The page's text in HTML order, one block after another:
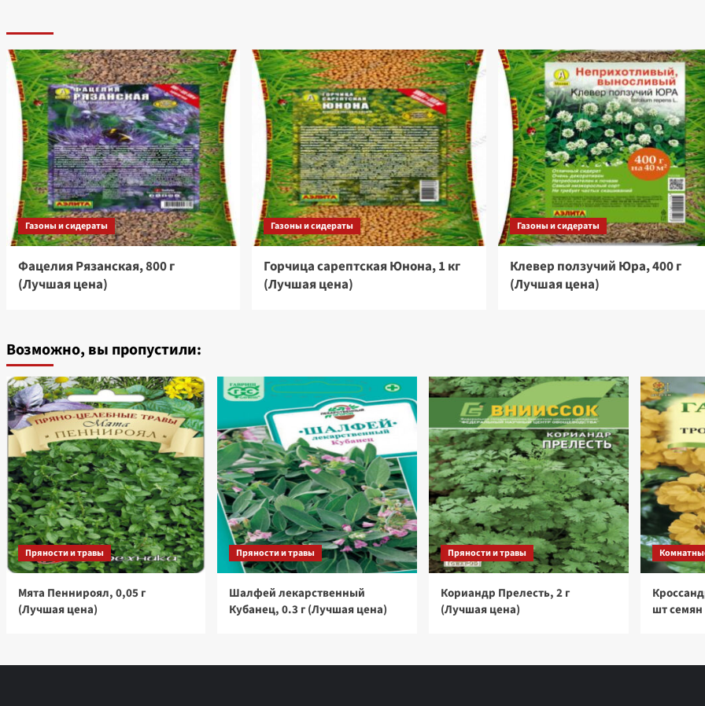
Газоны и сидераты
Фацелия Рязанская, 800 г
(Лучшая цена)
Газоны и сидераты
Горчица сарептская Юнона, 1 кг
(Лучшая цена)
Газоны и сидераты
Клевер ползучий Юра, 400 г
(Лучшая цена)
Возможно, вы пропустили:
Пряности и травы
Мята Пеннироял, 0,05 г
(Лучшая цена)
Пряности и травы
Шалфей лекарственный
Кубанец, 0.3 г (Лучшая цена)
Пряности и травы
Кориандр Прелесть, 2 г
(Лучшая цена)
шт